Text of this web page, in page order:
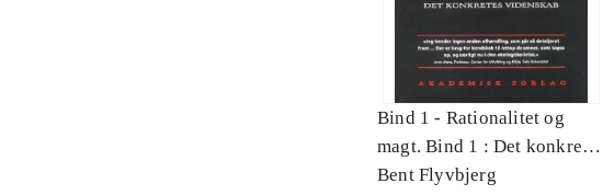
Bind 1 - Rationalitet og
magt. Bind 1 : Det konkretes
videnskab
Bent Flyvbjerg